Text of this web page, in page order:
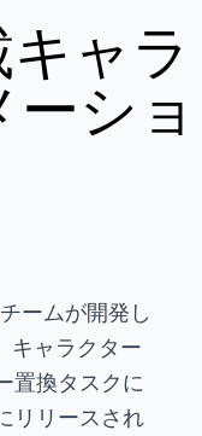
ャラ
ショ
ームが開発し
キャラクター
置換タスクに
リリースされ